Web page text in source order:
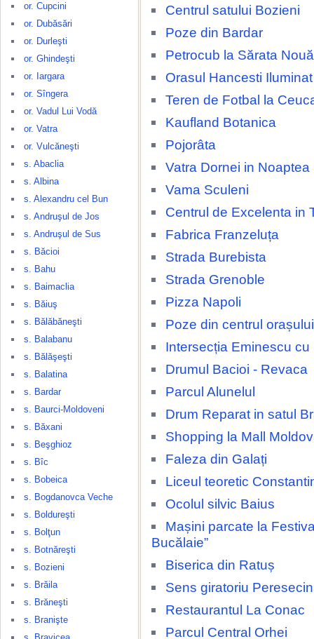
or. Cupcini
or. Dubăsări
or. Durleşti
or. Ghindeşti
or. Iargara
or. Sîngera
or. Vadul Lui Vodă
or. Vatra
or. Vulcăneşti
s. Abaclia
s. Albina
s. Alexandru cel Bun
s. Andruşul de Jos
s. Andruşul de Sus
s. Băcioi
s. Bahu
s. Baimaclia
s. Băiuş
s. Bălăbăneşti
s. Balabanu
s. Bălăşeşti
s. Balatina
s. Bardar
s. Baurci-Moldoveni
s. Băxani
s. Beşghioz
s. Bîc
s. Bobeica
s. Bogdanovca Veche
s. Boldureşti
s. Bolţun
s. Botnăreşti
s. Bozieni
s. Brăila
s. Brăneşti
s. Branişte
Centrul satului Bozieni
Poze din Bardar
Petrocub la Sărata Nouă
Orasul Hancesti
Teren de Fotbal la
Kaufland Botanica
Pojorâta
Vatra Dornei in Noaptea
Vama Sculeni
Centrul de Excelenta in
Fabrica Franzeluța
Strada Burebista
Strada Grenoble
Pizza Napoli
Poze din centrul
Intersecția Eminescu cu
Drumul Bacioi - Revaca
Parcul Alunelul
Drum Reparat in satul
Shopping la Mall
Faleza din Galați
Liceul teoretic
Ocolul silvic Baius
Mașini parcate la
Bucălaie”
Biserica din Ratuș
Sens giratoriu
Restaurantul La Conac
Parcul Central Orhei